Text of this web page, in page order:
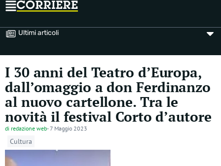
Ultimi articoli
I 30 anni del Teatro d’Europa,
dall’omaggio a don Ferdinanzo
al nuovo cartellone. Tra le
novità il festival Corto d’autore
di redazione web-7 Maggio 2023
Cultura